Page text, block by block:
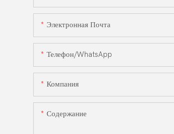
Электронная Почта
Телефон/WhatsApp
Компания
Содержание